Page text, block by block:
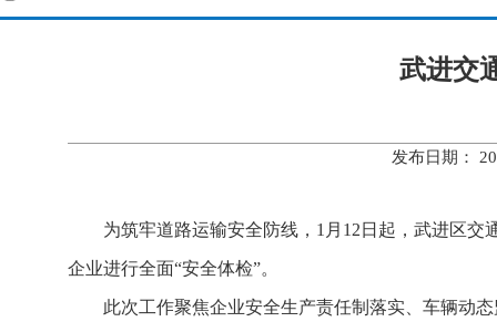
武进交
发布日期：
为筑牢道路运输安全防线，1月12日起，武进区
企业进行全面“安全体检”。
此次工作聚焦企业安全生产责任制落实、车辆动